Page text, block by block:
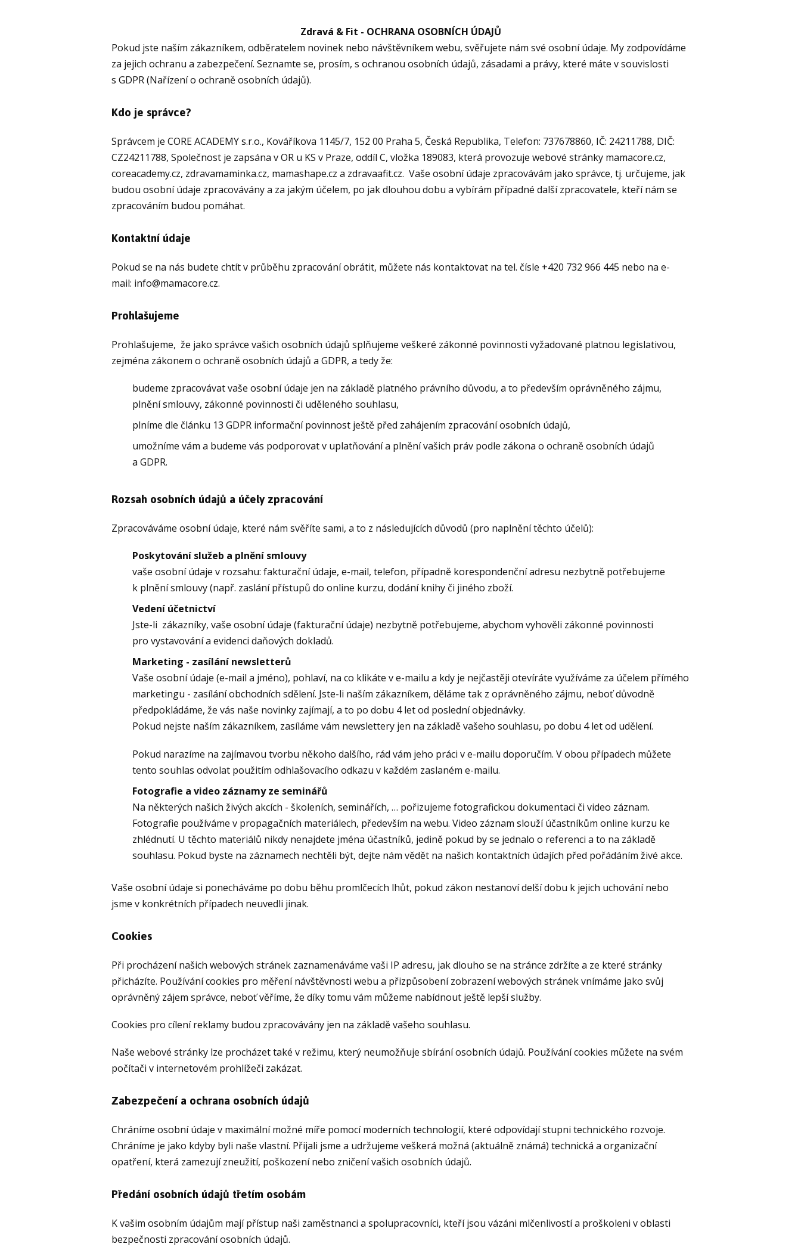
Zdravá & Fit - OCHRANA OSOBNÍCH ÚDAJŮ
Pokud jste naším zákazníkem, odběratelem novinek nebo návštěvníkem webu, svěřujete nám své osobní údaje. My zodpovídáme
za jejich ochranu a zabezpečení. Seznamte se, prosím, s ochranou osobních údajů, zásadami a právy, které máte v souvislosti
s GDPR (Nařízení o ochraně osobních údajů).
Kdo je správce?
Správcem je CORE ACADEMY s.r.o., Kováříkova 1145/7, 152 00 Praha 5, Česká Republika, Telefon: 737678860, IČ: 24211788, DIČ:
CZ24211788, Společnost je zapsána v OR u KS v Praze, oddíl C, vložka 189083, která provozuje webové stránky mamacore.cz,
coreacademy.cz, zdravamaminka.cz, mamashape.cz a zdravaafit.cz. Vaše osobní údaje zpracovávám jako správce, tj. určujeme, jak
budou osobní údaje zpracovávány a za jakým účelem, po jak dlouhou dobu a vybírám případné další zpracovatele, kteří nám se
zpracováním budou pomáhat.
Kontaktní údaje
Pokud se na nás budete chtít v průběhu zpracování obrátit, můžete nás kontaktovat na tel. čísle +420 732 966 445 nebo na e-
mail: info@mamacore.cz.
Prohlašujeme
Prohlašujeme, že jako správce vašich osobních údajů splňujeme veškeré zákonné povinnosti vyžadované platnou legislativou,
zejména zákonem o ochraně osobních údajů a GDPR, a tedy že:
budeme zpracovávat vaše osobní údaje jen na základě platného právního důvodu, a to především oprávněného zájmu,
plnění smlouvy, zákonné povinnosti či uděleného souhlasu,
plníme dle článku 13 GDPR informační povinnost ještě před zahájením zpracování osobních údajů,
umožníme vám a budeme vás podporovat v uplatňování a plnění vašich práv podle zákona o ochraně osobních údajů
a GDPR.
Rozsah osobních údajů a účely zpracování
Zpracováváme osobní údaje, které nám svěříte sami, a to z následujících důvodů (pro naplnění těchto účelů):
Poskytování služeb a plnění smlouvy
vaše osobní údaje v rozsahu: fakturační údaje, e-mail, telefon, případně korespondenční adresu nezbytně potřebujeme
k plnění smlouvy (např. zaslání přístupů do online kurzu, dodání knihy či jiného zboží.
Vedení účetnictví
Jste-li zákazníky, vaše osobní údaje (fakturační údaje) nezbytně potřebujeme, abychom vyhověli zákonné povinnosti
pro vystavování a evidenci daňových dokladů.
Marketing - zasílání newsletterů
Vaše osobní údaje (e-mail a jméno), pohlaví, na co klikáte v e-mailu a kdy je nejčastěji otevíráte využíváme za účelem přímého
marketingu - zasílání obchodních sdělení. Jste-li naším zákazníkem, děláme tak z oprávněného zájmu, neboť důvodně
předpokládáme, že vás naše novinky zajímají, a to po dobu 4 let od poslední objednávky.
Pokud nejste naším zákazníkem, zasíláme vám newslettery jen na základě vašeho souhlasu, po dobu 4 let od udělení.
Pokud narazíme na zajímavou tvorbu někoho dalšího, rád vám jeho práci v e-mailu doporučím. V obou případech můžete
tento souhlas odvolat použitím odhlašovacího odkazu v každém zaslaném e-mailu.
Fotografie a video záznamy ze seminářů
Na některých našich živých akcích - školeních, seminářích, … pořizujeme fotografickou dokumentaci či video záznam.
Fotografie používáme v propagačních materiálech, především na webu. Video záznam slouží účastníkům online kurzu ke
zhlédnutí. U těchto materiálů nikdy nenajdete jména účastníků, jedině pokud by se jednalo o referenci a to na základě
souhlasu. Pokud byste na záznamech nechtěli být, dejte nám vědět na našich kontaktních údajích před pořádáním živé akce.
Vaše osobní údaje si ponecháváme po dobu běhu promlčecích lhůt, pokud zákon nestanoví delší dobu k jejich uchování nebo
jsme v konkrétních případech neuvedli jinak.
Cookies
Při procházení našich webových stránek zaznamenáváme vaši IP adresu, jak dlouho se na stránce zdržíte a ze které stránky
přicházíte. Používání cookies pro měření návštěvnosti webu a přizpůsobení zobrazení webových stránek vnímáme jako svůj
oprávněný zájem správce, neboť věříme, že díky tomu vám můžeme nabídnout ještě lepší služby.
Cookies pro cílení reklamy budou zpracovávány jen na základě vašeho souhlasu.
Naše webové stránky lze procházet také v režimu, který neumožňuje sbírání osobních údajů. Používání cookies můžete na svém
počítači v internetovém prohlížeči zakázat.
Zabezpečení a ochrana osobních údajů
Chráníme osobní údaje v maximální možné míře pomocí moderních technologií, které odpovídají stupni technického rozvoje.
Chráníme je jako kdyby byli naše vlastní. Přijali jsme a udržujeme veškerá možná (aktuálně známá) technická a organizační
opatření, která zamezují zneužití, poškození nebo zničení vašich osobních údajů.
Předání osobních údajů třetím osobám
K vašim osobním údajům mají přístup naši zaměstnanci a spolupracovníci, kteří jsou vázáni mlčenlivostí a proškoleni v oblasti
bezpečnosti zpracování osobních údajů.